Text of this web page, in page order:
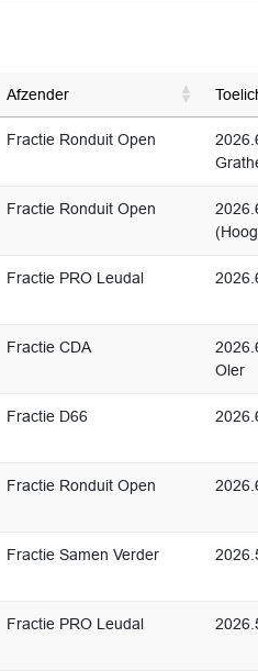
Afzender
Fractie Ronduit Open
Fractie Ronduit Open
Fractie PRO Leudal
Fractie CDA
Oler
Fractie D66
Fractie Ronduit Open
Fractie Samen Verder
Fractie PRO Leudal